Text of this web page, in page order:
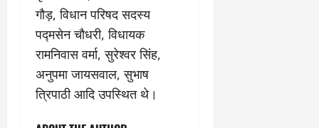
गौड़, विधान परिषद सदस्य
पद्मसेन चौधरी, विधायक
रामनिवास वर्मा, सुरेश्वर सिंह,
अनुपमा जायसवाल, सुभाष
त्रिपाठी आदि उपस्थित थे।